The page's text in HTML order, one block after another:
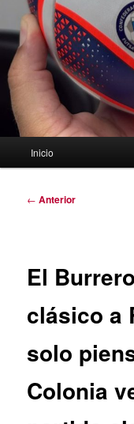
Inicio
Navegación
← Anterior
El
clásico a
solo
Colonia